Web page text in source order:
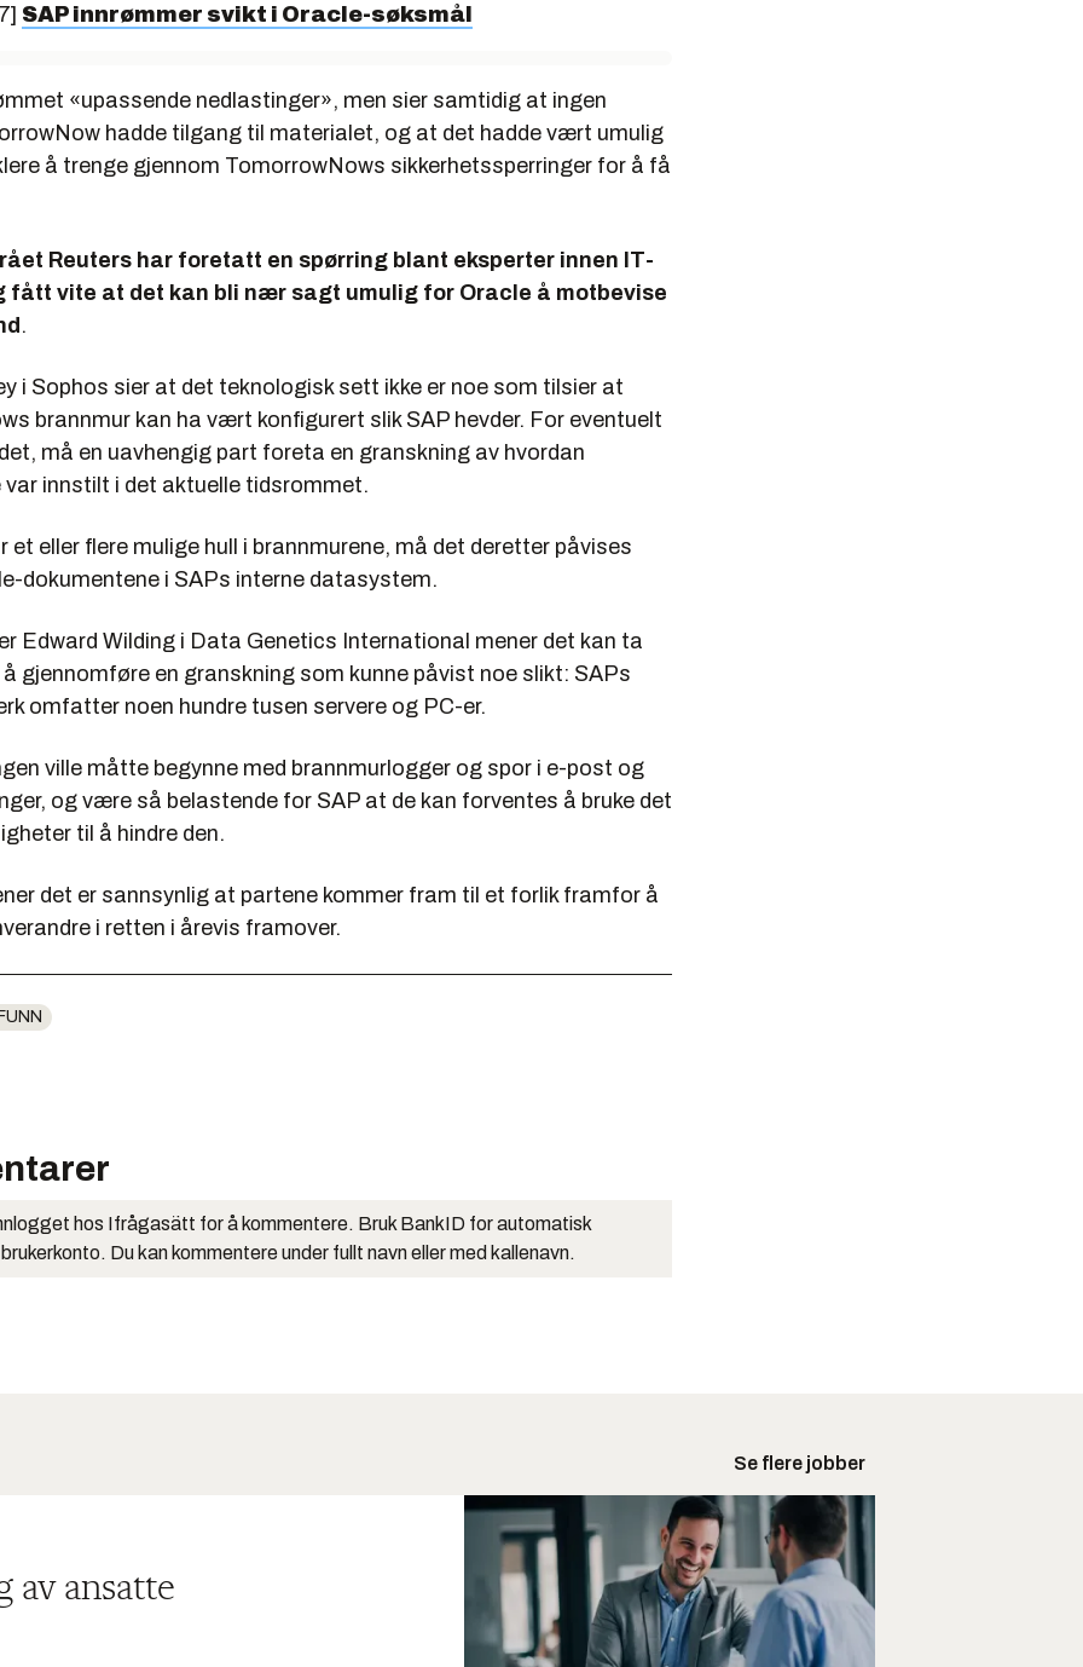
SAP innrømmer svikt i Oracle-søksmål
«upassende nedlastinger», men sier samtidig at ingen
hadde tilgang til materialet, og at det hadde vært umulig
å trenge gjennom TomorrowNows sikkerhetssperringer for å få
Reuters har foretatt en spørring blant eksperter innen IT-
fått vite at det kan bli nær sagt umulig for Oracle å motbevise
.
i Sophos sier at det teknologisk sett ikke er noe som tilsier at
brannmur kan ha vært konfigurert slik SAP hevder. For eventuelt
må en uavhengig part foreta en granskning av hvordan
var innstilt i det aktuelle tidsrommet.
et eller flere mulige hull i brannmurene, må det deretter påvises
dokumentene i SAPs interne datasystem.
Edward Wilding i Data Genetics International mener det kan ta
gjennomføre en granskning som kunne påvist noe slikt: SAPs
omfatter noen hundre tusen servere og PC-er.
ville måtte begynne med brannmurlogger og spor i e-post og
og være så belastende for SAP at de kan forventes å bruke det
til å hindre den.
det er sannsynlig at partene kommer fram til et forlik framfor å
i retten i årevis framover.
hos Ifrågasätt for å kommentere. Bruk BankID for automatisk
Du kan kommentere under fullt navn eller med kallenavn.
Se flere jobber
av ansatte